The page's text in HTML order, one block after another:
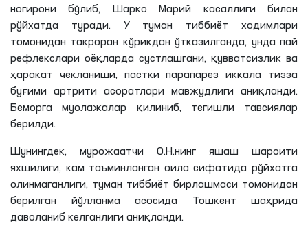
ногирони бўлиб,
Шарко Марий касаллиги билан
рўйхатда туради. У туман тиббиёт ходимлари
томонидан такроран кўрикдан ўтказилганда, унда пай
рефлекслари оёқларда сустлашгани, қувватсизлик ва
ҳаракат чекланиши, пасткипарапарез иккала тизза
буғими артрити асоратлари мавжудлиги аниқланди.
Беморга муолажалар қилиниб, тегишли тавсиялар
берилди.
Шунингдек, мурожаатчи О.Н.нинг яшаш шароити
яхшилиги, кам таъминланган оила сифатида рўйхатга
олинмаганлиги, туман тиббиёт бирлашмаси томонидан
берилган йўлланма асосида Тошкент шаҳрида
даволаниб келганлиги аниқланди.